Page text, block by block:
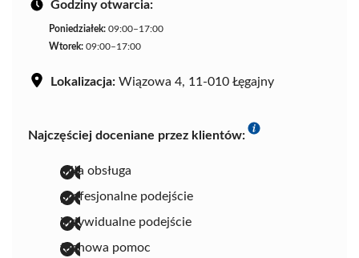
Godziny otwarcia:
Poniedziałek: 09:00–17:00
Wtorek: 09:00–17:00
Lokalizacja: Wiązowa 4, 11-010 Łęgajny
Najczęściej doceniane przez klientów:
miła obsługa
profesjonalne podejście
indywidualne podejście
fachowa pomoc